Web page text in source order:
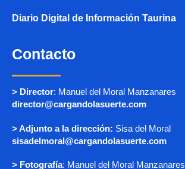
Diario Digital de Información Taurina
Contacto
> Director: Manuel del Moral Manzanares
director@cargandolasuerte.com
> Adjunto a la dirección: Sisa del Moral
sisadelmoral@cargandolasuerte.com
> Fotografía: Manuel del Moral Manzanares